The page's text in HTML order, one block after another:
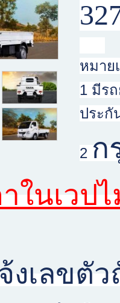
หมาย
1 มีร
ประกั
2 ก
ในเวป
เลขตัว